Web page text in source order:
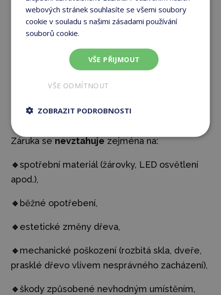
Omezená doživotní záruka platí:
výhradně pro
při provozu v běžných interiérových
jenepřenosná
Záruka senevztahujezejména na:
🔹spotřební materiál (žárovky, LED osvětlení
apod.),
🔹 běžné opotřebení,
🔹estetické změny dřeva,
🔹mechanické poškození (rozbitá skla, dveře,
prasklé dřevo vlivem nesprávného zacházení),
🔹škody způsobené nevhodným umístěním,
webových stránek souhlasíte se všemi soubory
cookie v souladu s našimi zásadami používání
souborů cookie.
VŠE PŘIJMOUT
VŠE ODMÍTNOUT
ZOBRAZIT PODROBNOSTI